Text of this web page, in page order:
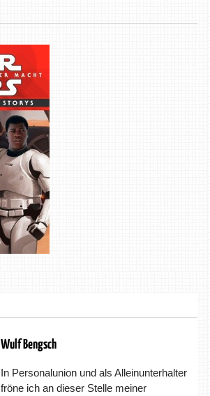
Wulf Bengsch
In Personalunion und als Alleinunterhalter
fröne ich an dieser Stelle meiner